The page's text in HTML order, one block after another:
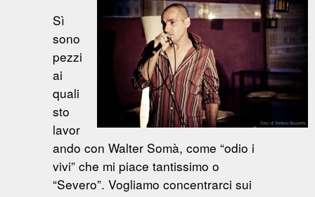
Sì
sono
pezzi
ai
quali
sto
lavor
ando con Walter Somà, come “odio i
vivi” che mi piace tantissimo o
“Severo”. Vogliamo concentrarci sui